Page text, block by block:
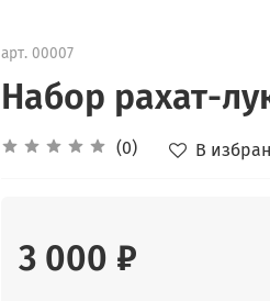
арт. 00007
Набор рахат-
(0) В
3 000 ₽